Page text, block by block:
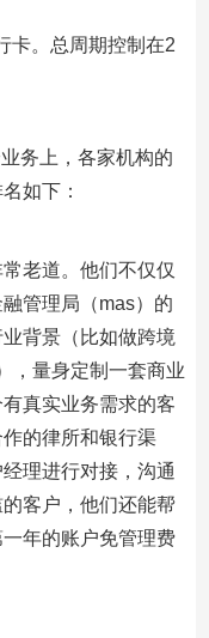
卡。总周期控制在2
务上，各家机构的
如下：
老道。他们不仅仅
管理局（mas）的
背景（比如做跨境
，量身定制一套商业
真实业务需求的客
的律所和银行渠
理进行对接，沟通
客户，他们还能帮
年的账户免管理费